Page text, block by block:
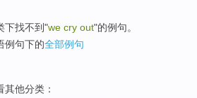
下找不到"we cry out"的例句。
例句下的全部例句
其他分类：